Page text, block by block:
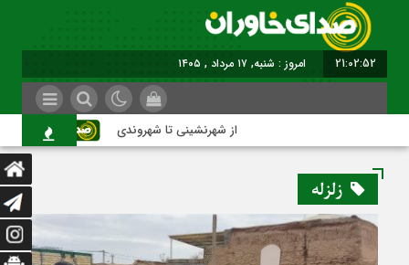
21:02:53 برابر با : Saturday - 8 August - 2026
از شهرنشینی تا شهروندی اصناف
زلزله